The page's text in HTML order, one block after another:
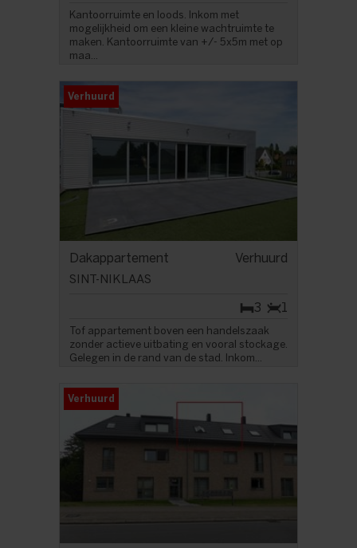
Kantoorruimte en loods. Inkom met
mogelijkheid om een kleine wachtruimte te
maken. Kantoorruimte van +/- 5x5m met op
maa...
Verhuurd
Dakappartement Verhuurd
SINT-NIKLAAS
1
3
Tof appartement boven een handelszaak
zonder actieve uitbating en vooral stockage.
Gelegen in de rand van de stad. Inkom...
Verhuurd